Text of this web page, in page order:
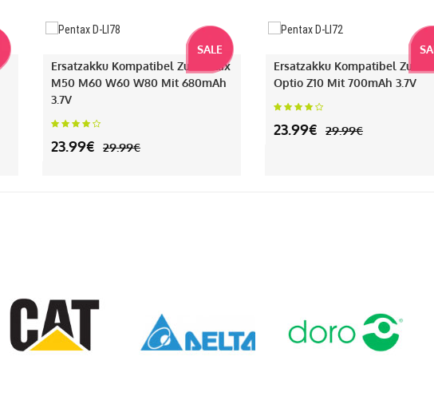
SALE
Ersatzakku Kompatibel Zu Pentax
M50 M60 W60 W80 Mit 680mAh
3.7V
23.99€ 29.99€
Ersatzakku Kompatibel Zu
Optio Z10 Mit 700mAh 3.7V
23.99€ 29.99€